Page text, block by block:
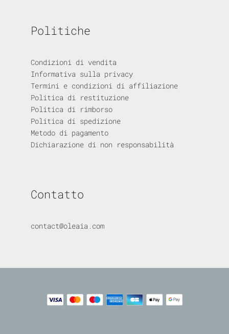
Politiche
Condizioni di vendita
Informativa sulla privacy
Termini e condizioni di affiliazione
Politica di restituzione
Politica di rimborso
Politica di spedizione
Metodo di pagamento
Dichiarazione di non responsabilità
Contatto
contact@oleaia.com